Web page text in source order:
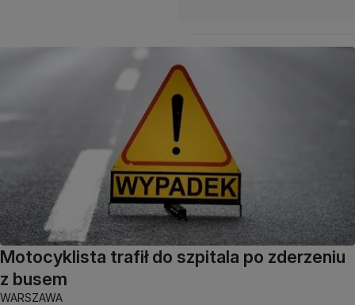
Motocyklista trafił do szpitala po zderzeniu
z busem
WARSZAWA